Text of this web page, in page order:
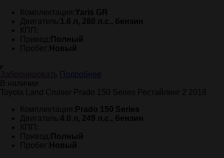
Комплектация:Yaris GR
Двигатель: 1.6 л, 280 л.с., бензин
КПП:
Привод: Полный
Пробег: Новый
₽
Подробнее
В наличии
Toyota Land Cruiser Prado 150 Series Рестайлинг 2 2018
Комплектация: Prado 150 Series
Двигатель:4.0 л, 249 л.с., бензин
КПП:
Привод: Полный
Пробег: Новый